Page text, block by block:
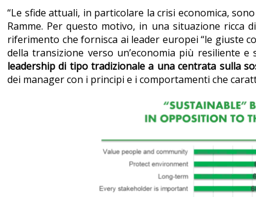
“Le sfide attuali, in particolare la crisi economica,
Ramme. Per questo motivo, in una situazione ricca
riferimento che fornisca ai leader europei “le giuste
della transizione verso un’economia più resiliente
leadership di tipo tradizionale a una centrata sulla
dei manager con i principi e i comportamenti che